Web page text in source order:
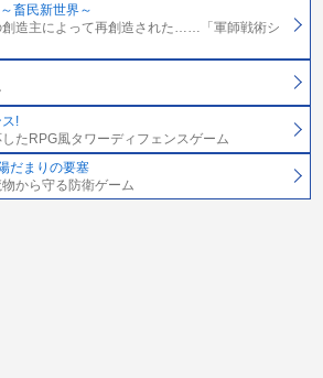
畜民新世界～
創造主によって再創造された……「軍師戦術シ
!
たRPG風タワーディフェンスゲーム
だまりの要塞
から守る防衛ゲーム